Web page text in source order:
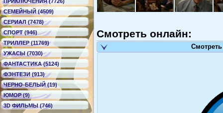
СЕМЕЙНЫЙ (4509)
СЕРИАЛ (7478)
СПОРТ (946)
ТРИЛЛЕР (11769)
УЖАСЫ (7030)
ФАНТАСТИКА (5124)
ФЭНТЕЗИ (913)
ЧЕРНО-БЕЛЫЙ (19)
ЮМОР (9)
3D ФИЛЬМЫ (746)
Смотреть онлайн: